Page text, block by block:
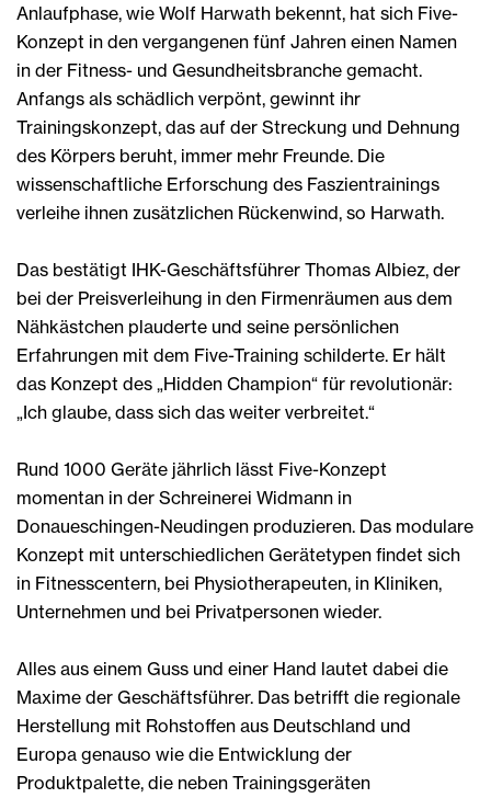
Anlaufphase, wie Wolf Harwath bekennt, hat sich Five-
Konzept in den vergangenen fünf Jahren einen Namen
in der Fitness- und Gesundheitsbranche gemacht.
Anfangs als schädlich verpönt, gewinnt ihr
Trainingskonzept, das auf der Streckung und Dehnung
des Körpers beruht, immer mehr Freunde. Die
wissenschaftliche Erforschung des Faszientrainings
verleihe ihnen zusätzlichen Rückenwind, so Harwath.
Das bestätigt IHK-Geschäftsführer Thomas Albiez, der
bei der Preisverleihung in den Firmenräumen aus dem
Nähkästchen plauderte und seine persönlichen
Erfahrungen mit dem Five-Training schilderte. Er hält
das Konzept des „Hidden Champion“ für revolutionär:
„Ich glaube, dass sich das weiter verbreitet.“
Rund 1000 Geräte jährlich lässt Five-Konzept
momentan in der Schreinerei Widmann in
Donaueschingen-Neudingen produzieren. Das modulare
Konzept mit unterschiedlichen Gerätetypen findet sich
in Fitnesscentern, bei Physiotherapeuten, in Kliniken,
Unternehmen und bei Privatpersonen wieder.
Alles aus einem Guss und einer Hand lautet dabei die
Maxime der Geschäftsführer. Das betrifft die regionale
Herstellung mit Rohstoffen aus Deutschland und
Europa genauso wie die Entwicklung der
Produktpalette, die neben Trainingsgeräten